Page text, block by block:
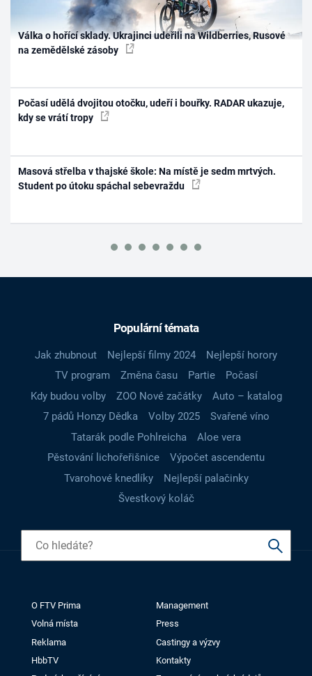
Válka o hořící sklady. Ukrajinci udeřili na Wildberries, Rusové
na zemědělské zásoby
Počasí udělá dvojitou otočku, udeří i bouřky. RADAR ukazuje,
kdy se vrátí tropy
Masová střelba v thajské škole: Na místě je sedm mrtvých.
Student po útoku spáchal sebevraždu
Populární témata
Jak zhubnout Nejlepší filmy 2024
Nejlepší horory
TV program
Změna času Partie
Počasí
Kdy budou volby
ZOO Nové začátky
Auto – katalog
7 pádů Honzy Dědka
Volby 2025
Svařené víno
Tatarák podle Pohlreicha
Aloe vera
Pěstování lichořeřišnice
Výpočet ascendentu
Tvarohové knedlíky
Nejlepší palačinky
Švestkový koláč
O FTV Prima
Management
Volná místa
Press
Reklama
Castingy a výzvy
HbbTV
Kontakty